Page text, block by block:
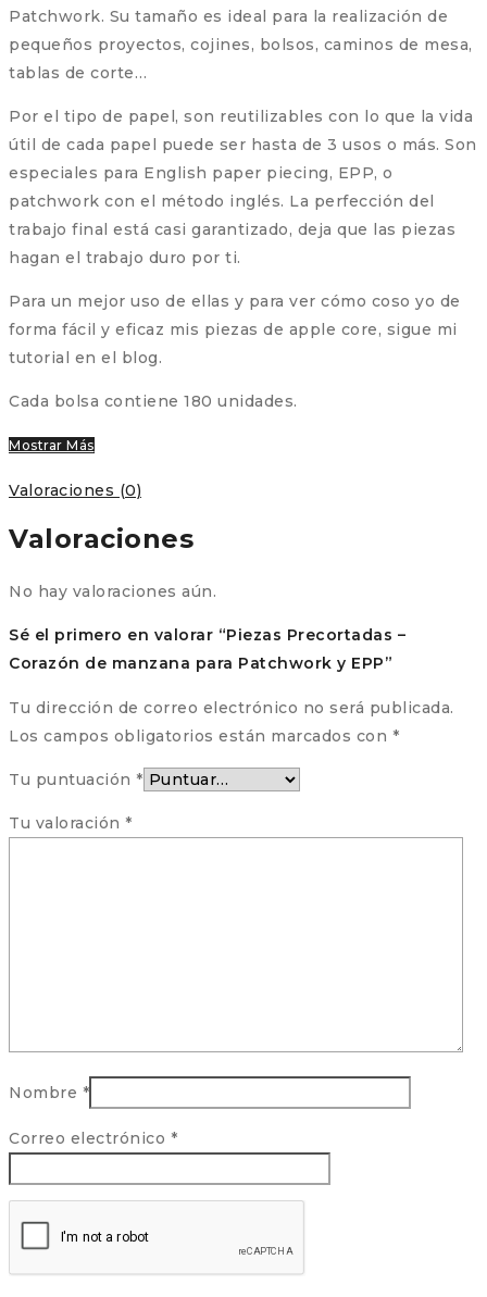
Patchwork. Su tamaño es ideal para la realización de
pequeños proyectos, cojines, bolsos, caminos de mesa,
tablas de corte…
Por el tipo de papel, son reutilizables con lo que la vida
útil de cada papel puede ser hasta de 3 usos o más. Son
especiales para English paper piecing, EPP, o
patchwork con el método inglés. La perfección del
trabajo final está casi garantizado, deja que las piezas
hagan el trabajo duro por ti.
Para un mejor uso de ellas y para ver cómo coso yo de
forma fácil y eficaz mis piezas de apple core, sigue mi
tutorial en el blog.
Cada bolsa contiene 180 unidades.
Mostrar Más
Valoraciones (0)
Valoraciones
No hay valoraciones aún.
Sé el primero en valorar “Piezas Precortadas –
Corazón de manzana para Patchwork y EPP”
Tu dirección de correo electrónico no será publicada.
Los campos obligatorios están marcados con *
Tu puntuación *
Tu valoración *
Nombre *
Correo electrónico *